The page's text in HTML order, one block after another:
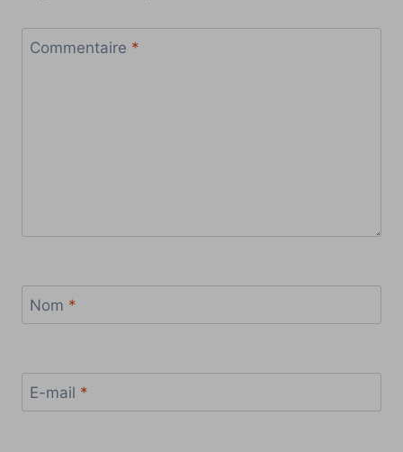
Commentaire *
Nom *
E-mail *